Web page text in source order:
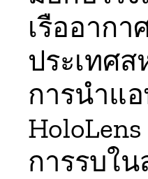
เรืออากา
ประเทศส
การนำแ
การรบใ